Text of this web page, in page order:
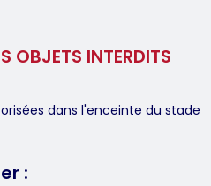
OBJETS INTERDITS
dans l'enceinte du stade
: